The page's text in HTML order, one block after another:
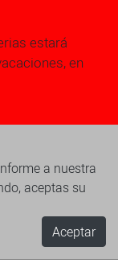
estará
en
a nuestra
aceptas su
Aceptar